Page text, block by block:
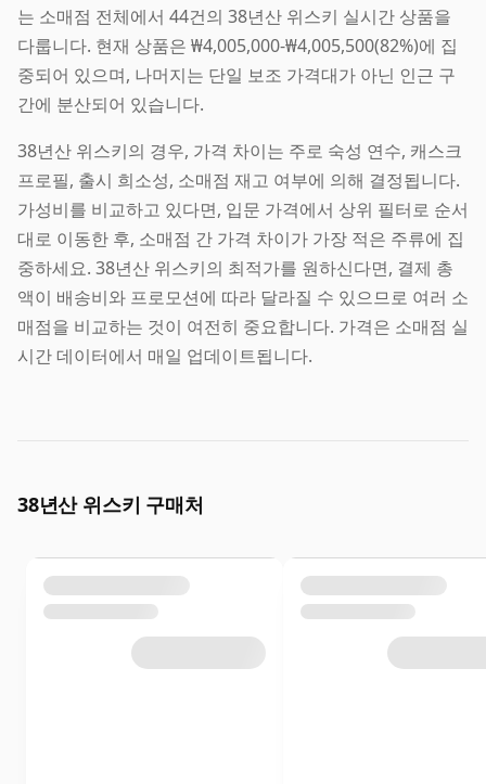
는 소매점 전체에서 44건의 38년산 위스키 실시간 상품을
다룹니다. 현재 상품은 ₩4,005,000-₩4,005,500(82%)에 집
중되어 있으며, 나머지는 단일 보조 가격대가 아닌 인근 구
간에 분산되어 있습니다.
38년산 위스키의 경우, 가격 차이는 주로 숙성 연수, 캐스크
프로필, 출시 희소성, 소매점 재고 여부에 의해 결정됩니다.
가성비를 비교하고 있다면, 입문 가격에서 상위 필터로 순서
대로 이동한 후, 소매점 간 가격 차이가 가장 적은 주류에 집
중하세요. 38년산 위스키의 최적가를 원하신다면, 결제 총
액이 배송비와 프로모션에 따라 달라질 수 있으므로 여러 소
매점을 비교하는 것이 여전히 중요합니다. 가격은 소매점 실
시간 데이터에서 매일 업데이트됩니다.
38년산 위스키 구매처